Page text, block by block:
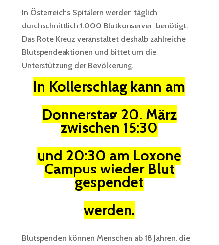
In Österreichs Spitälern werden täglich
durchschnittlich 1.000 Blutkonserven benötigt.
Das Rote Kreuz veranstaltet deshalb zahlreiche
Blutspendeaktionen und bittet um die
Unterstützung der Bevölkerung.
In Kollerschlag kann am
Donnerstag 20. März
zwischen 15:30
und 20:30 am Loxone
Campus wieder Blut
gespendet
werden.
Blutspenden können Menschen ab 18 Jahren, die